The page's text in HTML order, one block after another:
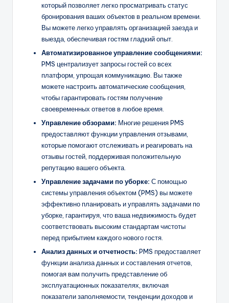
который позволяет легко просматривать статус
бронирования ваших объектов в реальном времени.
Вы можете легко управлять организацией заезда и
выезда, обеспечивая гостям гладкий опыт.
Автоматизированное управление сообщениями:
PMS централизует запросы гостей со всех
платформ, упрощая коммуникацию. Вы также
можете настроить автоматические сообщения,
чтобы гарантировать гостям получение
своевременных ответов в любое время.
Управление обзорами: Многие решения PMS
предоставляют функции управления отзывами,
которые помогают отслеживать и реагировать на
отзывы гостей, поддерживая положительную
репутацию вашего объекта.
Управление задачами по уборке: С помощью
системы управления объектом (PMS) вы можете
эффективно планировать и управлять задачами по
уборке, гарантируя, что ваша недвижимость будет
соответствовать высоким стандартам чистоты
перед прибытием каждого нового гостя.
Анализ данныхи отчетность: PMS предоставляет
функции анализа данных и составления отчетов,
помогая вам получить представление об
эксплуатационных показателях, включая
показатели заполняемости, тенденции доходов и